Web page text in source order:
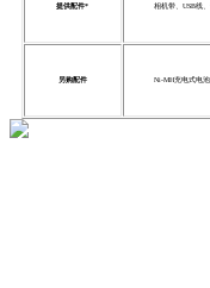
提供配件* 相机带、USB线
另购配件 Ni-MH充电式电